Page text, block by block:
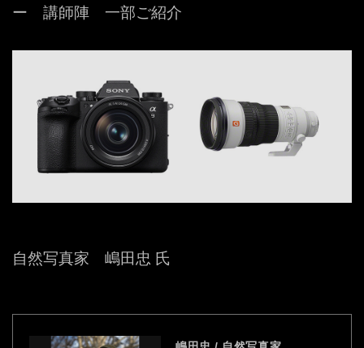
ー 講師陣 一部ご紹介
自然写真家 嶋田忠 氏